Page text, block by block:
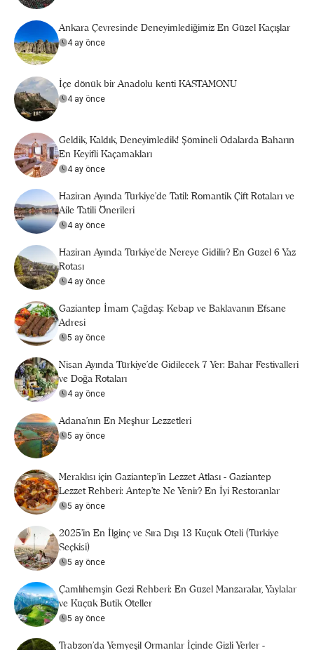
Ankara Çevresinde Deneyimlediğimiz En Güzel Kaçışlar
4 ay önce
İçe dönük bir Anadolu kenti KASTAMONU
4 ay önce
Geldik, Kaldık, Deneyimledik! Şömineli Odalarda Baharın
En Keyifli Kaçamakları
4 ay önce
Haziran Ayında Türkiye’de Tatil: Romantik Çift Rotaları ve
Aile Tatili Önerileri
4 ay önce
Haziran Ayında Türkiye’de Nereye Gidilir? En Güzel 6 Yaz
Rotası
4 ay önce
Gaziantep İmam Çağdaş: Kebap ve Baklavanın Efsane
Adresi
5 ay önce
Nisan Ayında Türkiye’de Gidilecek 7 Yer: Bahar Festivalleri
ve Doğa Rotaları
4 ay önce
Adana'nın En Meşhur Lezzetleri
5 ay önce
Meraklısı için Gaziantep'in Lezzet Atlası - Gaziantep
Lezzet Rehberi: Antep’te Ne Yenir? En İyi Restoranlar
5 ay önce
2025’in En İlginç ve Sıra Dışı 13 Küçük Oteli (Türkiye
Seçkisi)
5 ay önce
Çamlıhemşin Gezi Rehberi: En Güzel Manzaralar, Yaylalar
ve Küçük Butik Oteller
5 ay önce
Trabzon'da Yemyeşil Ormanlar İçinde Gizli Yerler -